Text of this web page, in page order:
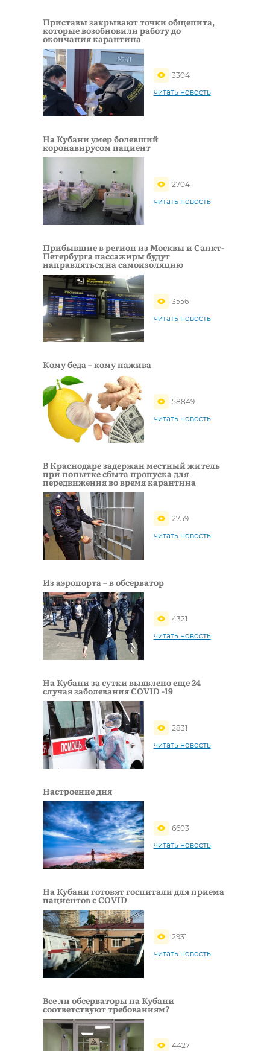
Приставы закрывают точки общепита,
которые возобновили работу до
окончания карантина
3304
читать новость
На Кубани умер болевший
коронавирусом пациент
2704
читать новость
Прибывшие в регион из Москвы и Санкт-
Петербурга пассажиры будут
направляться на самоизоляцию
3556
читать новость
Кому беда – кому нажива
58849
читать новость
В Краснодаре задержан местный житель
при попытке сбыта пропуска для
передвижения во время карантина
2759
читать новость
Из аэропорта – в обсерватор
4321
читать новость
На Кубани за сутки выявлено еще 24
случая заболевания COVID -19
2831
читать новость
Настроение дня
6603
читать новость
На Кубани готовят госпитали для приема
пациентов с COVID
2931
читать новость
Все ли обсерваторы на Кубани
соответствуют требованиям?
4427